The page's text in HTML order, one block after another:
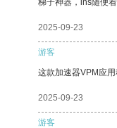
梯子神器，ins随便看
2025-09-23
游客
这款加速器VPM应
2025-09-23
游客